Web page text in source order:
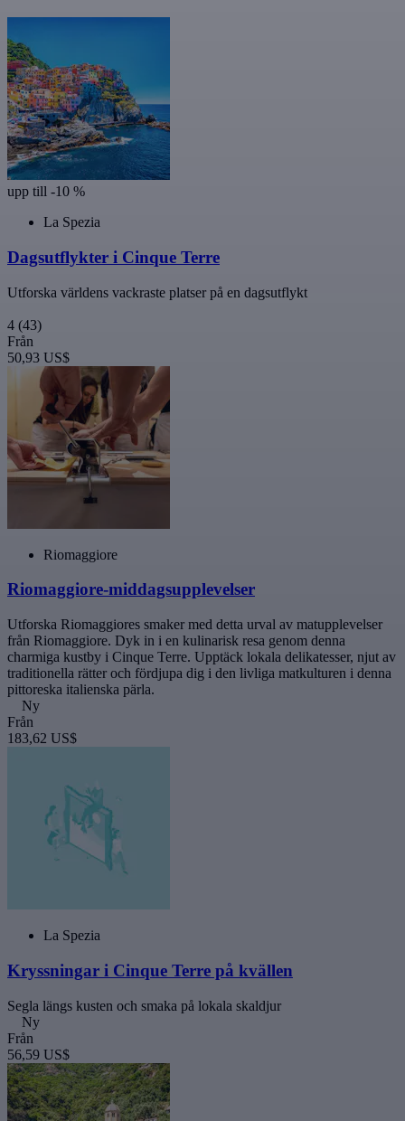
upp till -10 %
La Spezia
Dagsutflykter i Cinque Terre
Utforska världens vackraste platser på en dagsutflykt
4 (43)
Från
50,93 US$
Riomaggiore
Riomaggiore-middagsupplevelser
Utforska Riomaggiores smaker med detta urval av matupplevelser
från Riomaggiore. Dyk in i en kulinarisk resa genom denna
charmiga kustby i Cinque Terre. Upptäck lokala delikatesser, njut av
traditionella rätter och fördjupa dig i den livliga matkulturen i denna
pittoreska italienska pärla.
Ny
Från
183,62 US$
La Spezia
Kryssningar i Cinque Terre på kvällen
Segla längs kusten och smaka på lokala skaldjur
Ny
Från
56,59 US$